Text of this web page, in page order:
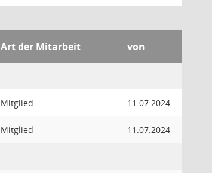
Art der Mitarbeit von
Mitglied 11.07.2024
Mitglied 11.07.2024